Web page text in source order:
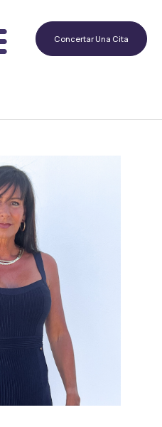
Concertar Una Cita